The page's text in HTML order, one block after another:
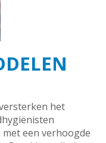
het
een verhoogde